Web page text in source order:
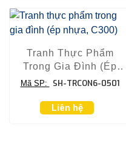
Tranh Thực Phẩm
Trong Gia Đình (ép
Nhựa, C300)
Mã SP: SH-TRCON6-0501
Liên hệ